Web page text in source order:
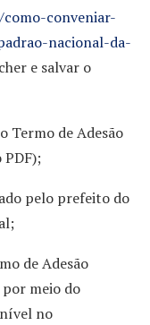
conveniar-
nacional-da-
e salvar o
Termo de Adesão
pelo prefeito do
de Adesão
meio do
no